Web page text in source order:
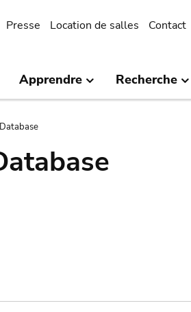
Presse Location de salles Contact
Apprendre Recherche